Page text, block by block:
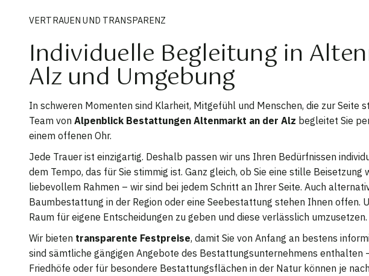
VERTRAUEN UND TRANSPARENZ
Individuelle Begleitung in
Alz und Umgebung
In schweren Momenten sind Klarheit, Mitgefühl und Menschen, die zur Seite
Team von Alpenblick Bestattungen Altenmarkt an der Alz begleitet Sie
einem offenen Ohr.
Jede Trauer ist einzigartig. Deshalb passen wir uns Ihren Bedürfnissen
dem Tempo, das für Sie stimmig ist. Ganz gleich, ob Sie eine stille Beisetzung
liebevollem Rahmen – wir sind bei jedem Schritt an Ihrer Seite. Auch
Baumbestattung in der Region oder eine Seebestattung stehen Ihnen offen.
Raum für eigene Entscheidungen zu geben und diese verlässlich umzusetzen.
Wir bieten transparente Festpreise, damit Sie von Anfang an bestens
sind sämtliche gängigen Angebote des Bestattungsunternehmens enthalten
Friedhöfe oder für besondere Bestattungsflächen in der Natur können je